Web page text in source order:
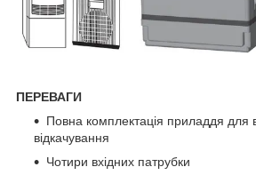
ПЕРЕВАГИ
Повна комплектація приладдя для
відкачування
Чотири вхідних патрубки